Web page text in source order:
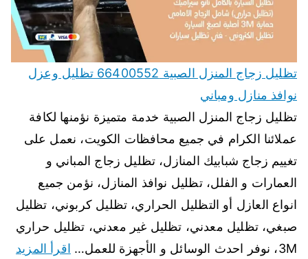
تظليل زجاج المنزل الصبية 66400552 تظليل وعزل
نوافذ منازل ومباني
تظليل زجاج المنزل الصبية خدمة متميزة نؤمنها لكافة
عملائنا الكرام في جميع محافظات الكويت، نعمل على
تغييم زجاج شبابيك المنازل، تظليل زجاج المباني و
العمارات و الفلل، تظليل نوافذ المنازل، نؤمن جميع
انواع العازل أو التظليل الحراري، تظليل كربوني، تظليل
صبغي، تظليل معدني، تظليل غير معدني، تظليل حراري
3M، نوفر احدث الوسائل و الأجهزة للعمل…
اقرأ المزيد